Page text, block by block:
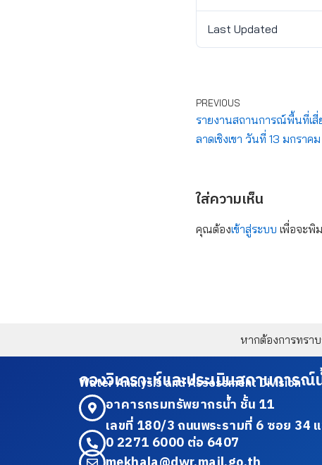
Last Updated
PREVIOUS
รายงานสถานการณ์พื้นที่เ
ลาดเชิงเขา วันที่ 13 มกราค
ใส่ความเห็น
คุณต้องเข้าสู่ระบบ เพื่อจะพิ
หากต้องการทรา
กองวิเคราะห์และประเมินสถานการ
Water Analysis and Assessment Division
อาคารกรมทรัพยากรน้ำ ชั้น 11
เลขที่ 180/3 ถนนพระรามที่ 6 ซอย 34
0 2271 6000 ต่อ 6407